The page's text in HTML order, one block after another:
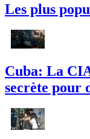
Les plus
Cuba: La
secrète pour